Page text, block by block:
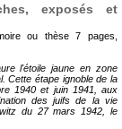
exposés et
ou thèse
7 pages,
l'étoile jaune en zone
Cette étape ignoble de la
1940 et juin 1941, aux
des juifs de la vie
du 27 mars 1942, le